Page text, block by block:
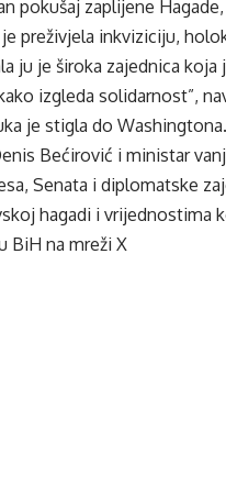
pokušaj zaplijene
preživjela inkviziciju,
ju je široka zajednica koja
izgleda solidarnost”,
je stigla do Washingtona.
Bećirović i ministar
Senata i diplomatske
hagadi i vrijednostima
BiH na mreži X